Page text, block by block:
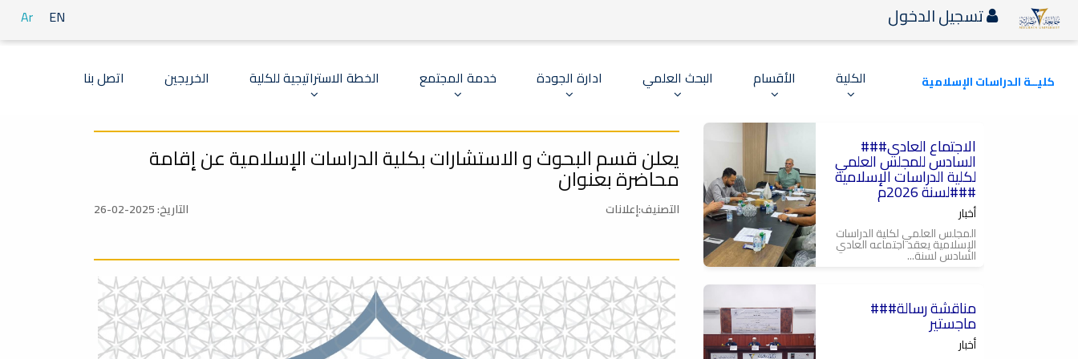
Ar EN تسجيل الدخول
الكلية الأقسام البحث العلمي ادارة الجودة خدمة المجتمع الخطة الاستراتيجية للكلية الخريجين اتصل بنا كليــة الدراسات الإسلامية
###الاجتماع العادي السادس
للمجلس العلمي لكلية
الدراسات الإسلامية لسنة
2026م###
###الاجتماع العادي
السادس للمجلس العلمي
لكلية الدراسات الإسلامية
لسنة 2026م###
أخبار
المجلس العلمي لكلية الدراسات
الإسلامية يعقد اجتماعه العادي
السادس لسنة...
###مناقشة رسالة ماجستير
###مناقشة رسالة
ماجستير
أخبار
يعلن قسم البحوث و الاستشارات بكلية الدراسات الإسلامية عن إقامة
محاضرة بعنوان
التصنيف:إعلانات التاريخ: 2025-02-26